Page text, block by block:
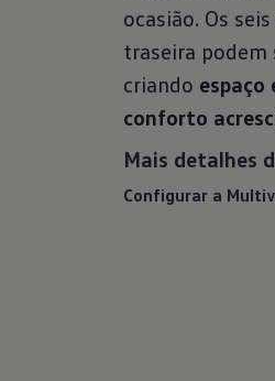
ocasião. Os seis
traseira podem
criando espaço
conforto
Mais detalhes
Configurar a